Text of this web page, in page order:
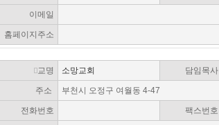
이메일
홈페이지주소
교명 소망교회 담임목사
주소 부천시 오정구 여월동 4-47
전화번호 팩스번호